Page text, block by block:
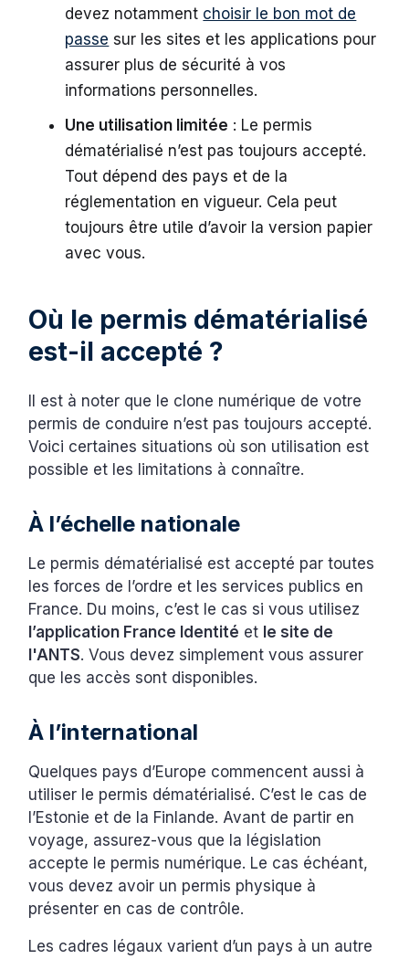
devez notamment choisir le bon mot de
passe sur les sites et les applications pour
assurer plus de sécurité à vos
informations personnelles.
Une utilisation limitée : Le permis
dématérialisé n’est pas toujours accepté.
Tout dépend des pays et de la
réglementation en vigueur. Cela peut
toujours être utile d’avoir la version papier
avec vous.
Où le permis dématérialisé
est-il accepté ?
Il est à noter que le clone numérique de votre
permis de conduire n’est pas toujours accepté.
Voici certaines situations où son utilisation est
possible et les limitations à connaître.
À l’échelle nationale
Le permis dématérialisé est accepté par toutes
les forces de l’ordre et les services publics en
France. Du moins, c’est le cas si vous utilisez
l’application France Identité et le site de
l'ANTS. Vous devez simplement vous assurer
que les accès sont disponibles.
À l’international
Quelques pays d’Europe commencent aussi à
utiliser le permis dématérialisé. C’est le cas de
l’Estonie et de la Finlande. Avant de partir en
voyage, assurez-vous que la législation
accepte le permis numérique. Le cas échéant,
vous devez avoir un permis physique à
présenter en cas de contrôle.
Les cadres légaux varient d’un pays à un autre